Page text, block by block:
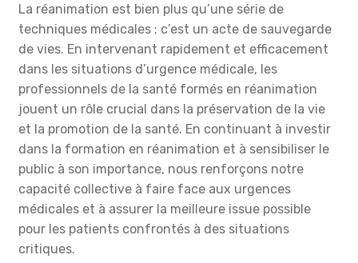
La réanimation est bien plus qu’une série de
techniques médicales ; c’est un acte de sauvegarde
de vies. En intervenant rapidement et efficacement
dans les situations d’urgence médicale, les
professionnels de la santé formés en réanimation
jouent un rôle crucial dans la préservation de la vie
et la promotion de la santé. En continuant à investir
dans la formation en réanimation et à sensibiliser le
public à son importance, nous renforçons notre
capacité collective à faire face aux urgences
médicales et à assurer la meilleure issue possible
pour les patients confrontés à des situations
critiques.